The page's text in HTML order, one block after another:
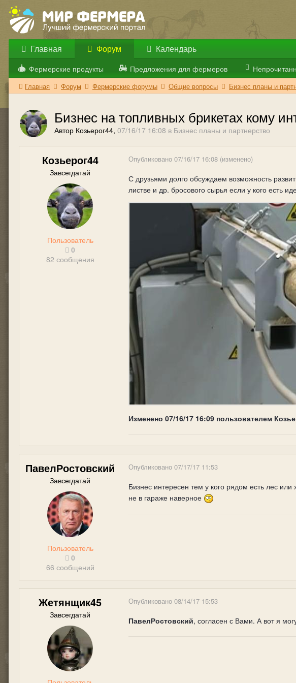
Главная Форум
Фермерские продукты Предложения для фермеров
Календарь
Главная Форум Фермерские форумы Общие вопросы Бизнес планы и
Бизнес на топливных брикетах кому
Автор Козьерог44, 07/16/17 16:08 в Бизнес планы и партнерство
Козьерог44
Завсегдатай
Пользователь
0
82 сообщения
Опубликовано 07/16/17 16:08 (изменено)
С друзьями долго обсуждаем возможность
листве и др. бросового сырья если у кого есть
Изменено 07/16/17 16:09 пользователем
ПавелРостовский
Завсегдатай
Пользователь
0
66 сообщений
Опубликовано 07/17/17 11:53
Бизнес интересен тем у кого рядом есть лес
не в гараже наверное
Жетянщик45
Завсегдатай
Опубликовано 08/14/17 15:53
ПавелРостовский, согласен с Вами. А вот я